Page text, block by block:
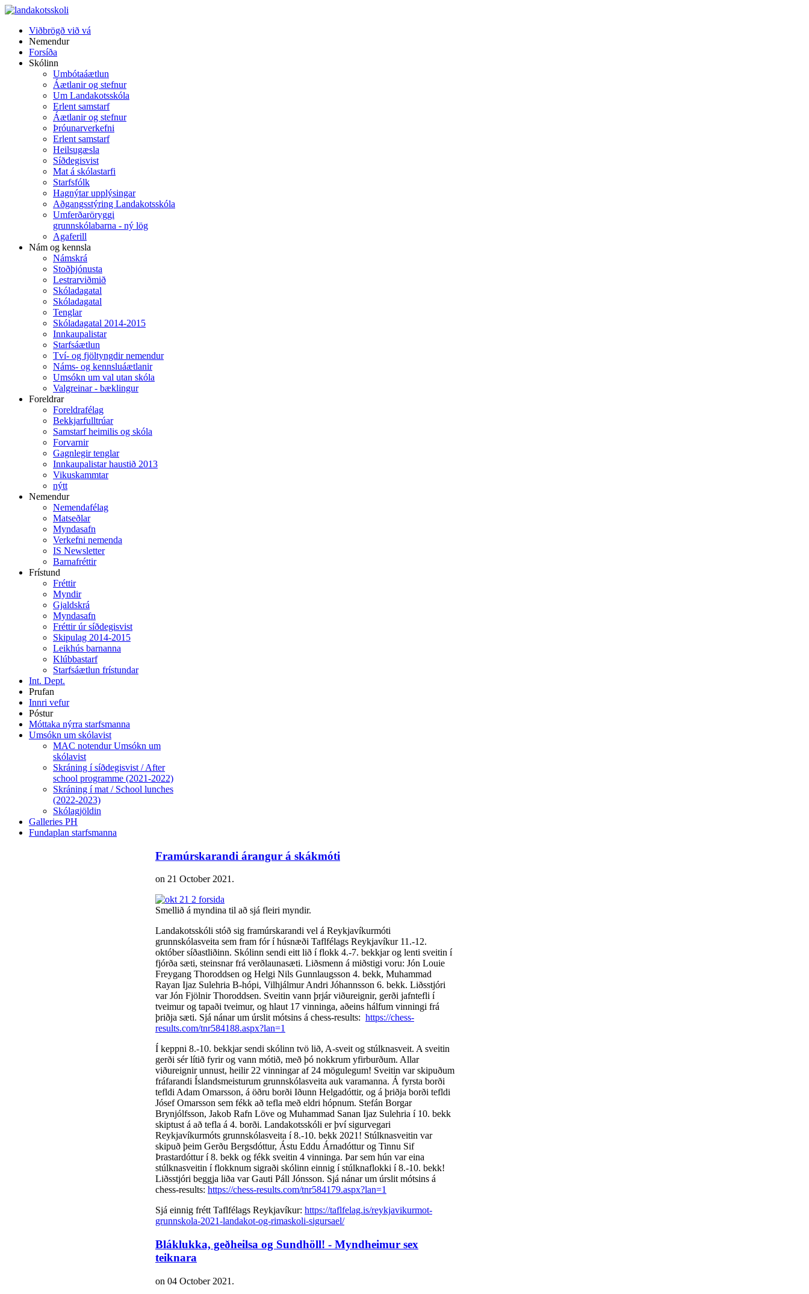
Viðbrögð við vá
Nemendur
Forsíða
Skólinn
Umbótaáætlun
Áætlanir og stefnur
Um Landakotsskóla
Erlent samstarf
Áætlanir og stefnur
Þróunarverkefni
Erlent samstarf
Heilsugæsla
Síðdegisvist
Mat á skólastarfi
Starfsfólk
Hagnýtar upplýsingar
Aðgangsstýring Landakotsskóla
Umferðaröryggi
grunnskólabarna - ný lög
Agaferill
Nám og kennsla
Námskrá
Stoðþjónusta
Lestrarviðmið
Skóladagatal
Skóladagatal
Tenglar
Skóladagatal 2014-2015
Innkaupalistar
Starfsáætlun
Tví- og fjöltyngdir nemendur
Náms- og kennsluáætlanir
Umsókn um val utan skóla
Valgreinar - bæklingur
Foreldrar
Foreldrafélag
Bekkjarfulltrúar
Samstarf heimilis og skóla
Forvarnir
Gagnlegir tenglar
Innkaupalistar haustið 2013
Vikuskammtar
nýtt
Nemendur
Nemendafélag
Matseðlar
Myndasafn
Verkefni nemenda
IS Newsletter
Barnafréttir
Frístund
Fréttir
Myndir
Gjaldskrá
Myndasafn
Fréttir úr síðdegisvist
Skipulag 2014-2015
Leikhús barnanna
Klúbbastarf
Starfsáætlun frístundar
Int. Dept.
Prufan
Innri vefur
Póstur
Móttaka nýrra starfsmanna
Umsókn um skólavist
MAC notendur Umsókn um
skólavist
Skráning í síðdegisvist / After
school programme (2021-2022)
Skráning í mat / School lunches
(2022-2023)
Skólagjöldin
Galleries PH
Fundaplan starfsmanna
Framúrskarandi árangur á skákmóti
on 21 October 2021.
Smellið á myndina til að sjá fleiri myndir.
Landakotsskóli stóð sig framúrskarandi vel á Reykjavíkurmóti
grunnskólasveita sem fram fór í húsnæði Taflfélags Reykjavíkur 11.-12.
október síðastliðinn. Skólinn sendi eitt lið í flokk 4.-7. bekkjar og lenti sveitin í
fjórða sæti, steinsnar frá verðlaunasæti. Liðsmenn á miðstigi voru: Jón Louie
Freygang Thoroddsen og Helgi Nils Gunnlaugsson 4. bekk, Muhammad
Rayan Ijaz Sulehria B-hópi, Vilhjálmur Andri Jóhannsson 6. bekk. Liðsstjóri
var Jón Fjölnir Thoroddsen. Sveitin vann þrjár viðureignir, gerði jafntefli í
tveimur og tapaði tveimur, og hlaut 17 vinninga, aðeins hálfum vinningi frá
þriðja sæti. Sjá nánar um úrslit mótsins á chess-results: https://chess-
results.com/tnr584188.aspx?lan=1
Í keppni 8.-10. bekkjar sendi skólinn tvö lið, A-sveit og stúlknasveit. A sveitin
gerði sér lítið fyrir og vann mótið, með þó nokkrum yfirburðum. Allar
viðureignir unnust, heilir 22 vinningar af 24 mögulegum! Sveitin var skipuðum
fráfarandi Íslandsmeisturum grunnskólasveita auk varamanna. Á fyrsta borði
tefldi Adam Omarsson, á öðru borði Iðunn Helgadóttir, og á þriðja borði tefldi
Jósef Omarsson sem fékk að tefla með eldri hópnum. Stefán Borgar
Brynjólfsson, Jakob Rafn Löve og Muhammad Sanan Ijaz Sulehria í 10. bekk
skiptust á að tefla á 4. borði. Landakotsskóli er því sigurvegari
Reykjavíkurmóts grunnskólasveita í 8.-10. bekk 2021! Stúlknasveitin var
skipuð þeim Gerðu Bergsdóttur, Ástu Eddu Árnadóttur og Tinnu Sif
Þrastardóttur í 8. bekk og fékk sveitin 4 vinninga. Þar sem hún var eina
stúlknasveitin í flokknum sigraði skólinn einnig í stúlknaflokki í 8.-10. bekk!
Liðsstjóri beggja liða var Gauti Páll Jónsson. Sjá nánar um úrslit mótsins á
chess-results: https://chess-results.com/tnr584179.aspx?lan=1
Sjá einnig frétt Taflfélags Reykjavíkur: https://taflfelag.is/reykjavikurmot-
grunnskola-2021-landakot-og-rimaskoli-sigursael/
Bláklukka, geðheilsa og Sundhöll! - Myndheimur sex
teiknara
on 04 October 2021 .